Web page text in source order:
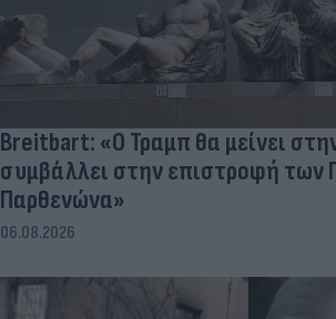
Breitbart: «Ο Τραμπ θα μείνει
συμβάλλει στην επιστροφή των
Παρθενώνα»
06.08.2026